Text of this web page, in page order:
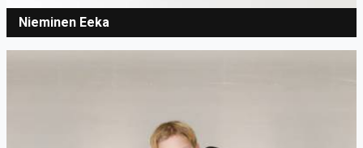
Nieminen Eeka